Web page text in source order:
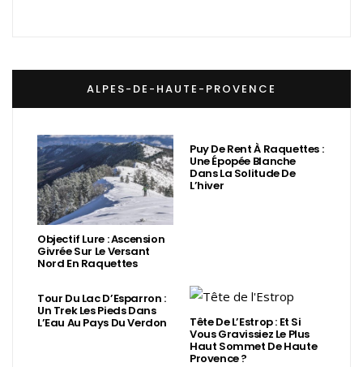
ALPES-DE-HAUTE-PROVENCE
Objectif Lure : Ascension
Givrée Sur Le Versant
Nord En Raquettes
Puy De Rent À Raquettes :
Une Épopée Blanche
Dans La Solitude De
L’hiver
Tour Du Lac D’Esparron :
Un Trek Les Pieds Dans
L’Eau Au Pays Du Verdon Tête De L’Estrop : Et Si
Vous Gravissiez Le Plus
Haut Sommet De Haute
Provence ?